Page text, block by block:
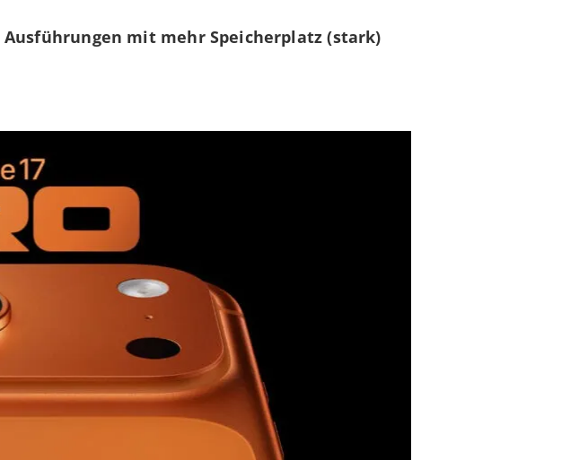
mit mehr Speicherplatz (stark)